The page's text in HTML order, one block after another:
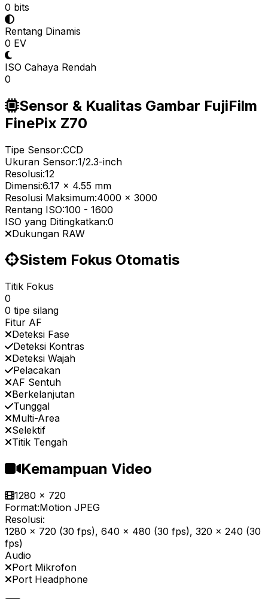
0 bits
Rentang Dinamis
0 EV
ISO Cahaya Rendah
0
Sensor & Kualitas Gambar FujiFilm
FinePix Z70
Tipe Sensor:CCD
Ukuran Sensor:1/2.3-inch
Resolusi:12
Dimensi:6.17 x 4.55 mm
Resolusi Maksimum:4000 x 3000
Rentang ISO:100 - 1600
ISO yang Ditingkatkan:0
Dukungan RAW
Sistem Fokus Otomatis
Titik Fokus
0
0 tipe silang
Fitur AF
Deteksi Fase
Deteksi Kontras
Deteksi Wajah
Pelacakan
AF Sentuh
Berkelanjutan
Tunggal
Multi-Area
Selektif
Titik Tengah
Kemampuan Video
1280 x 720
Format:Motion JPEG
Resolusi:
1280 x 720 (30 fps), 640 x 480 (30 fps), 320 x 240 (30
fps)
Audio
Port Mikrofon
Port Headphone